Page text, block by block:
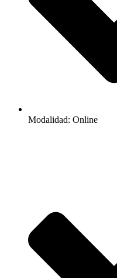
Modalidad: Online